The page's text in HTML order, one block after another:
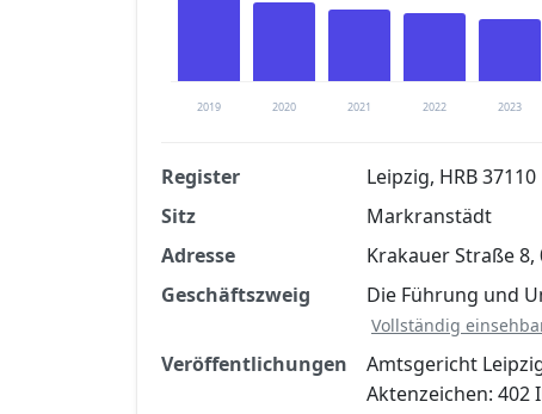
2019 2020 2021 2022 2023
Finanzkennzahlen nach kostenloser
Jetzt kostenlos
Register
Leipzig, HRB 37110
Sitz
Markranstädt
Adresse
Krakauer Straße
Geschäftszweig
Die Führung und
Vollständig
Veröffentlichungen
Amtsgericht
Aktenzeichen: 402